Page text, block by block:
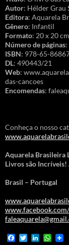
Autor: Hélder Grau
Editora: Aquarela
Gênero: Infantil
Formato: 20 x 20 cm
Número de páginas
ISBN: 978-65-
DL: 490443/21
Web:
das-cancoes
Encomendas:
Conheça o nosso
Aquarela Brasileira
Livros são Incríveis!
Brasil – Portugal
F
T
W